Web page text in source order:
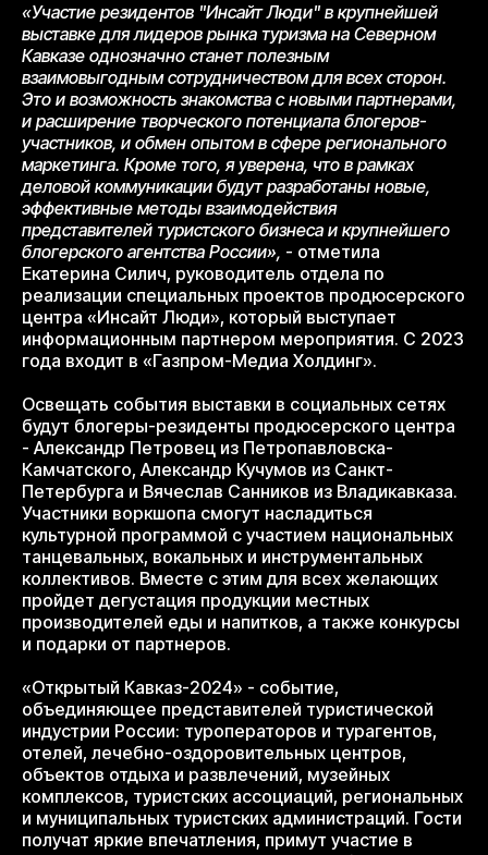
«Участие резидентов "Инсайт Люди" в крупнейшей
выставке для лидеров рынка туризма на Северном
Кавказе однозначно станет полезным
взаимовыгодным сотрудничеством для всех сторон.
Это и возможность знакомства с новыми партнерами,
и расширение творческого потенциала блогеров-
участников, и обмен опытом в сфере регионального
маркетинга. Кроме того, я уверена, что в рамках
деловой коммуникации будут разработаны новые,
эффективные методы взаимодействия
представителей туристского бизнеса и крупнейшего
блогерского агентства России», - отметила
Екатерина Силич, руководитель отдела по
реализации специальных проектов продюсерского
центра «Инсайт Люди», который выступает
информационным партнером мероприятия. С 2023
года входит в «Газпром-Медиа Холдинг».
Освещать события выставки в социальных сетях
будут блогеры-резиденты продюсерского центра
- Александр Петровец из Петропавловска-
Камчатского, Александр Кучумов из Санкт-
Петербурга и Вячеслав Санников из Владикавказа.
Участники воркшопа смогут насладиться
культурной программой с участием национальных
танцевальных, вокальных и инструментальных
коллективов. Вместе с этим для всех желающих
пройдет дегустация продукции местных
производителей еды и напитков, а также конкурсы
и подарки от партнеров.
«Открытый Кавказ-2024» - событие,
объединяющее представителей туристической
индустрии России: туроператоров и турагентов,
отелей, лечебно-оздоровительных центров,
объектов отдыха и развлечений, музейных
комплексов, туристских ассоциаций, региональных
и муниципальных туристских администраций. Гости
получат яркие впечатления, примут участие в